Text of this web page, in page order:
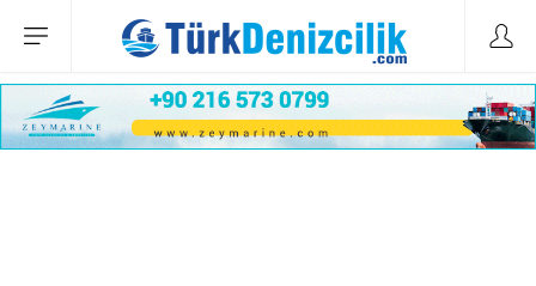
Sirena 48, ABD’li yat tutkunlarıyla buluşacak